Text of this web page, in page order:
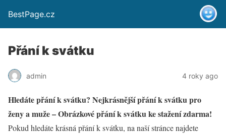
BestPage.cz
Přání k svátku
admin 4 roky ago
Hledáte přání k svátku? Nejkrásnější přání k svátku pro
ženy a muže – Obrázkové přání k svátku ke stažení zdarma!
Pokud hledáte krásná přání k svátku, na naší stránce najdete